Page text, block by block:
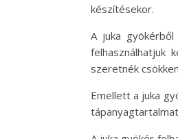
készítésekor.
A juka
felhasználhatjuk
szeretnék
Emellett a juka